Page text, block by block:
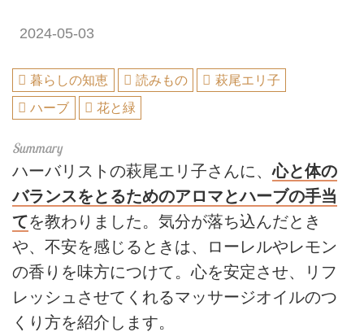
2024-05-03
暮らしの知恵 読みもの
萩尾エリ子
ハーブ
花と緑
ハーバリストの萩尾エリ子さんに、心と体の
バランスをとるためのアロマとハーブの手当
てを教わりました。気分が落ち込んだとき
や、不安を感じるときは、ローレルやレモン
の香りを味方につけて。心を安定させ、リフ
レッシュさせてくれるマッサージオイルのつ
くり方を紹介します。